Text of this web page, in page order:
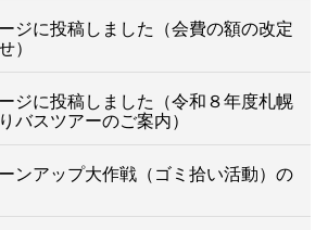
ジに投稿しました（会費の額の改定
）
ジに投稿しました（令和８年度札幌
バスツアーのご案内）
ンアップ大作戦（ゴミ拾い活動）の